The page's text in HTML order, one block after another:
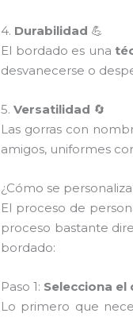
4. Durabilidad 💪
El bordado es una
desvanecerse o
5. Versatilidad 🔄
Las gorras con
amigos, uniformes
¿Cómo se
El proceso de
proceso bastante
bordado:
Paso 1: Selecciona
Lo primero que